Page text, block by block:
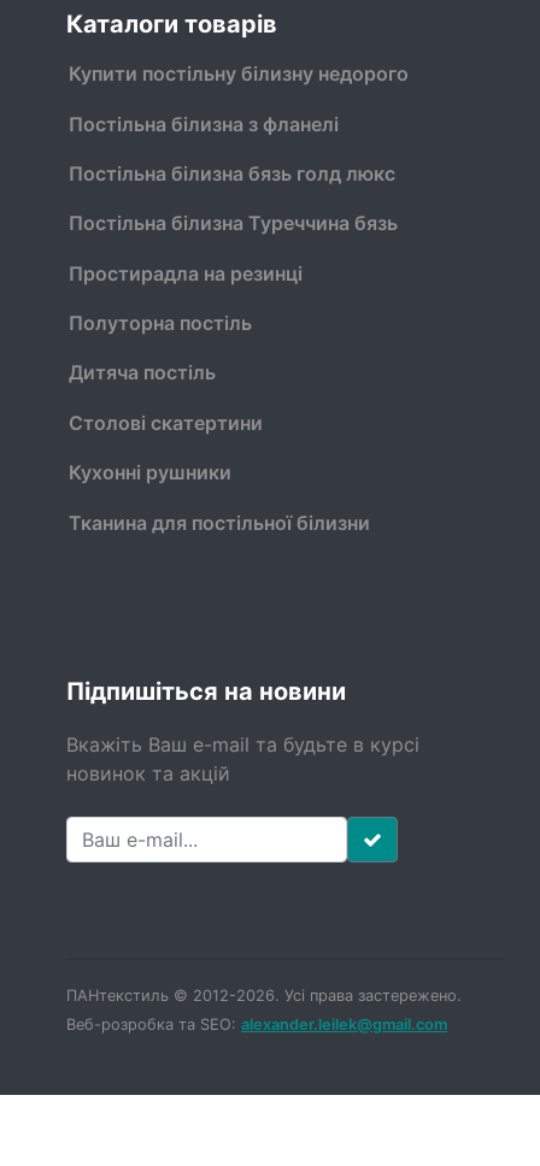
Каталоги товарів
Купити постільну білизну недорого
Постільна білизна з фланелі
Постільна білизна бязь голд люкс
Постільна білизна Туреччина бязь
Простирадла на резинці
Полуторна постіль
Дитяча постіль
Столові скатертини
Кухонні рушники
Тканина для постільної білизни
Підпишіться на новини
Вкажіть Ваш e-mail та будьте в курсі
новинок та акцій
ПАНтекстиль © 2012-2026. Усі права застережено.
Веб-розробка та SEO: alexander.leilek@gmail.com